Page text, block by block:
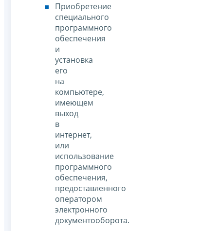
Приобретение
специального
программного
обеспечения
и
установка
его
на
компьютере,
имеющем
выход
в
интернет,
или
использование
программного
обеспечения,
предоставленного
оператором
электронного
документооборота.